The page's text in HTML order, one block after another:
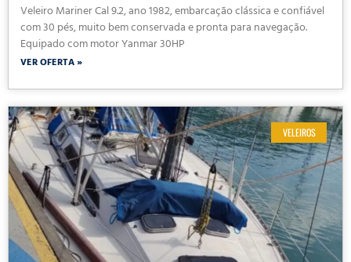
Veleiro Mariner Cal 9.2, ano 1982, embarcação clássica e confiável
com 30 pés, muito bem conservada e pronta para navegação.
Equipado com motor Yanmar 30HP
VER OFERTA »
VELEIROS